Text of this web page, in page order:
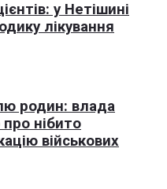
у Нетішині
лікування
родин: влада
нібито
військових